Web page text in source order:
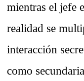
mientras el jefe
realidad se
interacción
como